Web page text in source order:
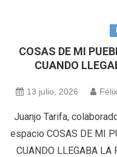
COSAS DE MI
CUANDO
13 julio, 2026 Félix
Juanjo Tarifa,
espacio COSAS DE MI
CUANDO LLEGABA